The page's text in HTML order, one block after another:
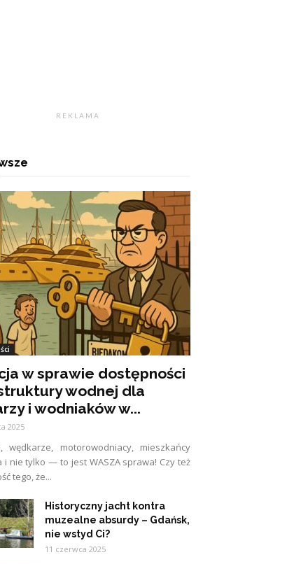
R E K L A M A
w sprawie dostępności
wodnej dla
i wodniaków w...
2025
wędkarze, motorowodniacy, mieszkańcy
i nie tylko — to jest WASZA sprawa! Czy też
tego, że...
Historyczny jacht kontra
muzealne absurdy – Gdańsk,
nie wstyd Ci?
11 czerwca 2025